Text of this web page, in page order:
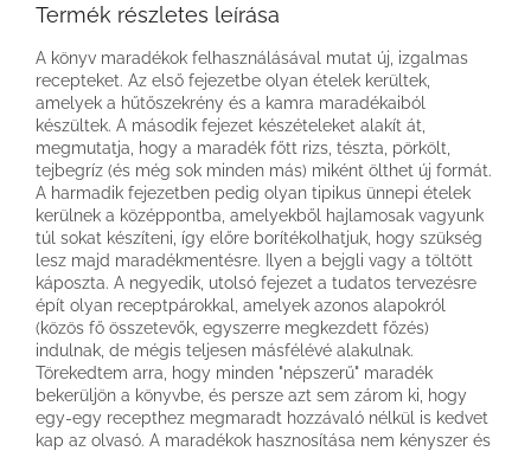
Termék részletes leírása
A könyv maradékok felhasználásával mutat új, izgalmas
recepteket. Az első fejezetbe olyan ételek kerültek,
amelyek a hűtőszekrény és a kamra maradékaiból
készültek. A második fejezet készételeket alakít át,
megmutatja, hogy a maradék főtt rizs, tészta, pörkölt,
tejbegríz (és még sok minden más) miként ölthet új formát.
A harmadik fejezetben pedig olyan tipikus ünnepi ételek
kerülnek a középpontba, amelyekből hajlamosak vagyunk
túl sokat készíteni, így előre borítékolhatjuk, hogy szükség
lesz majd maradékmentésre. Ilyen a bejgli vagy a töltött
káposzta. A negyedik, utolsó fejezet a tudatos tervezésre
épít olyan receptpárokkal, amelyek azonos alapokról
(közös fő összetevők, egyszerre megkezdett főzés)
indulnak, de mégis teljesen másfélévé alakulnak.
Törekedtem arra, hogy minden "népszerű" maradék
bekerüljön a könyvbe, és persze azt sem zárom ki, hogy
egy-egy recepthez megmaradt hozzávaló nélkül is kedvet
kap az olvasó. A maradékok hasznosítása nem kényszer és